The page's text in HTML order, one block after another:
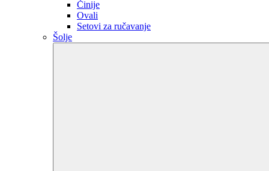
Činije
Ovali
Setovi za ručavanje
Šolje